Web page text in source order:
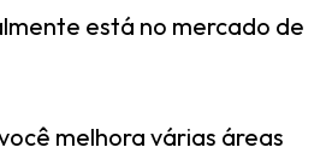
está no mercado de
melhora várias áreas